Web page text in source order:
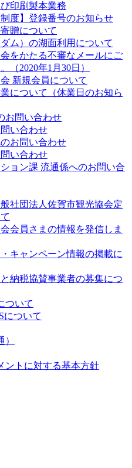
印刷製本業務
制度】登録番号のお知らせ
贈について
ム）の湖面利用について
をかたる不審なメールにご
（2020年1月30日）
新規会員について
について（休業日のお知ら
お問い合わせ
い合わせ
お問い合わせ
い合わせ
ョン課 流通係へのお問い合
社団法人佐賀市観光協会定
会員さまの情報を発信しま
キャンペーン情報の掲載に
納税協賛事業者の募集につ
ついて
について
ントに対する基本方針